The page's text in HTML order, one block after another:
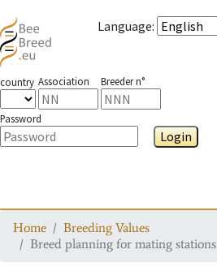
Language:
country Association Breeder n°
Password
Login
Home
Breeding Values
Breed planning for mating stations